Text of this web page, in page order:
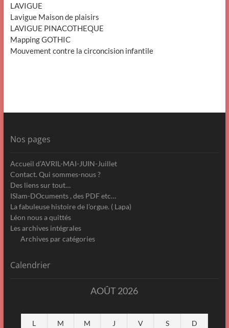
LAVIGUE
Lavigue Maison de plaisirs
LAVIGUE PINACOTHEQUE
Mapping GOTHIC
Mouvement contre la circoncision infantile
Nos pages
Accueil d’AVRIL-MAI-JUIN-Juillet
Contact. Qui sommes-nous ?
Des liens sur tout…
ISlam-DOcuments , des PDF etc…
La fabuleuse histoire de l’orgue. ( Lapa)
Léon nous a quittés
Les archives intégrales
Archives par catégories
Calendrier
AOÛT 2026
L M M J V S D